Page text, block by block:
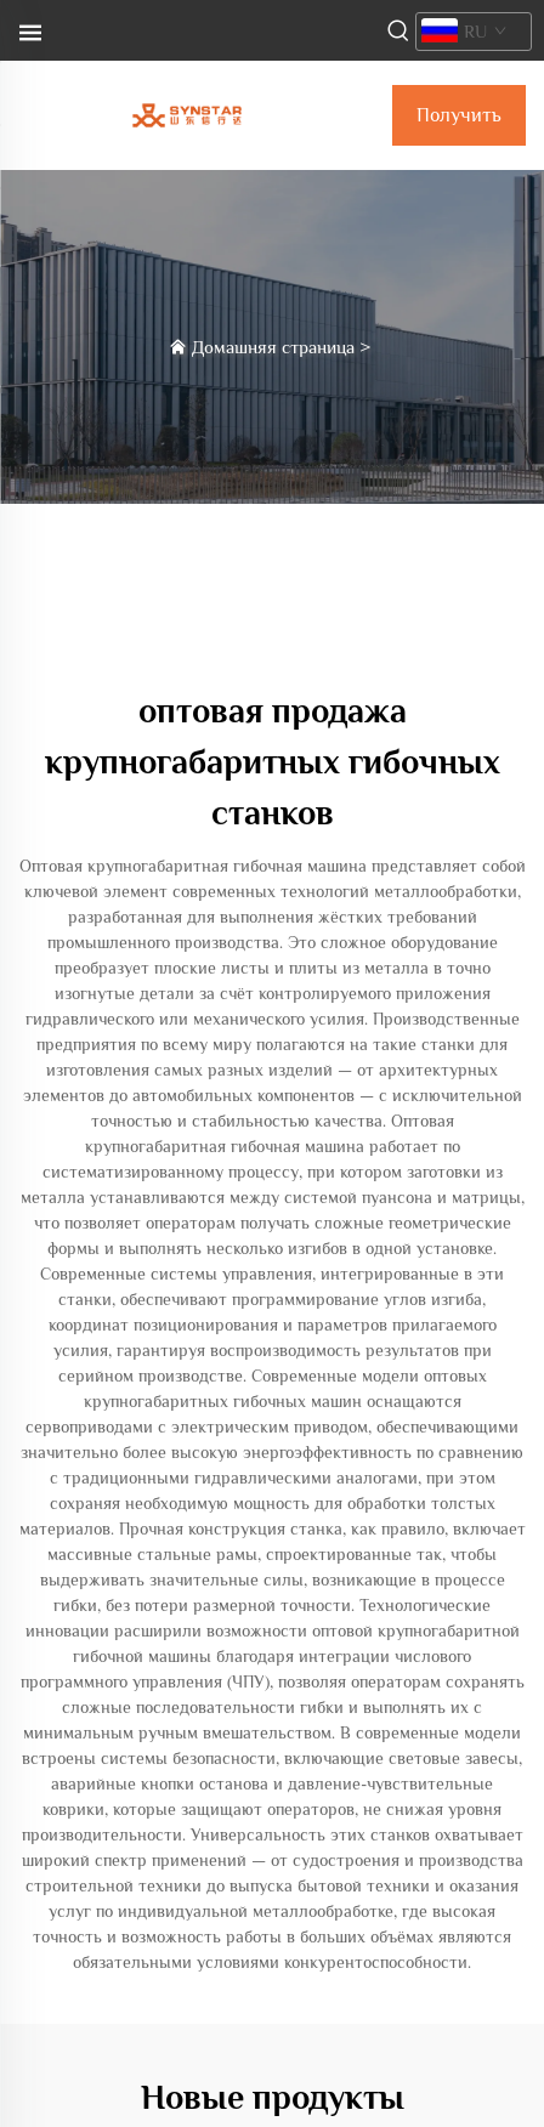
Получить
коммерческое
RU
Домашняя страница >
оптовая продажа
крупногабаритных гибочных
станков
Оптовая крупногабаритная гибочная машина представляет собой
ключевой элемент современных технологий металлообработки,
разработанная для выполнения жёстких требований
промышленного производства. Это сложное оборудование
преобразует плоские листы и плиты из металла в точно
изогнутые детали за счёт контролируемого приложения
гидравлического или механического усилия. Производственные
предприятия по всему миру полагаются на такие станки для
изготовления самых разных изделий — от архитектурных
элементов до автомобильных компонентов — с исключительной
точностью и стабильностью качества. Оптовая
крупногабаритная гибочная машина работает по
систематизированному процессу, при котором заготовки из
металла устанавливаются между системой пуансона и матрицы,
что позволяет операторам получать сложные геометрические
формы и выполнять несколько изгибов в одной установке.
Современные системы управления, интегрированные в эти
станки, обеспечивают программирование углов изгиба,
координат позиционирования и параметров прилагаемого
усилия, гарантируя воспроизводимость результатов при
серийном производстве. Современные модели оптовых
крупногабаритных гибочных машин оснащаются
сервоприводами с электрическим приводом, обеспечивающими
значительно более высокую энергоэффективность по сравнению
с традиционными гидравлическими аналогами, при этом
сохраняя необходимую мощность для обработки толстых
материалов. Прочная конструкция станка, как правило, включает
массивные стальные рамы, спроектированные так, чтобы
выдерживать значительные силы, возникающие в процессе
гибки, без потери размерной точности. Технологические
инновации расширили возможности оптовой крупногабаритной
гибочной машины благодаря интеграции числового
программного управления (ЧПУ), позволяя операторам сохранять
сложные последовательности гибки и выполнять их с
минимальным ручным вмешательством. В современные модели
встроены системы безопасности, включающие световые завесы,
аварийные кнопки останова и давление-чувствительные
коврики, которые защищают операторов, не снижая уровня
производительности. Универсальность этих станков охватывает
широкий спектр применений — от судостроения и производства
строительной техники до выпуска бытовой техники и оказания
услуг по индивидуальной металлообработке, где высокая
точность и возможность работы в больших объёмах являются
обязательными условиями конкурентоспособности.
Новые продукты